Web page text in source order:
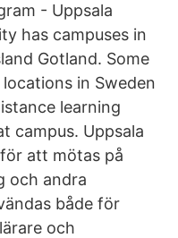
- Uppsala
has campuses in
Gotland. Some
in Sweden
learning
campus. Uppsala
att mötas på
och andra
både för
och